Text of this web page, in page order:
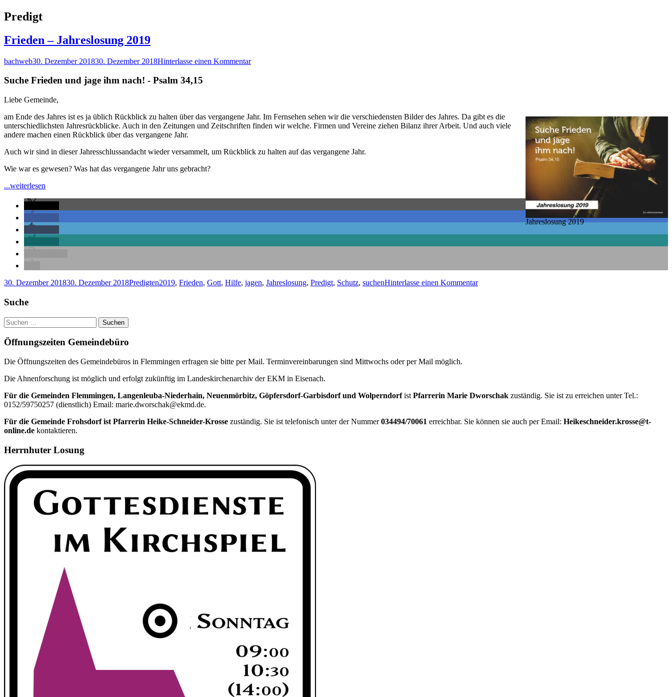
Schlagwort:
Predigt
Frieden – Jahreslosung 2019
Autor
bachwebVeröffentlicht
30. Dezember 201830. Dezember 2018Hinterlasse einen Kommentarzu
Suche Frieden und jage ihm nach! - Psalm 34,15
Liebe Gemeinde,
Jahreslosung 2019
am Ende des Jahres ist es ja üblich Rückblick zu halten über das vergangene Jahr. Im Fernsehen sehen wir die verschiedensten Bilder des Jahres. Da gibt es die
unterschiedlichsten Jahresrückblicke. Auch in den Zeitungen und Zeitschriften finden wir welche. Firmen und Vereine ziehen Bilanz ihrer Arbeit. Und auch viele
andere machen einen Rückblick über das vergangene Jahr.
Auch wir sind in dieser Jahresschlussandacht wieder versammelt, um Rückblick zu halten auf das vergangene Jahr.
Wie war es gewesen? Was hat das vergangene Jahr uns gebracht?
...weiterlesen
Jahreslosung
2019"
Veröffentlicht
30. Dezember 201830. Dezember 2018Kategorien
PredigtenSchlagwörter
2019, Frieden, Gott, Hilfe, jagen, Jahreslosung, Predigt, Schutz, suchenHinterlasse einen Kommentarzu
Haupt-
Seitenleiste
Suche
Suchen
nach:
Öffnungszeiten Gemeindebüro
Die Öffnungszeiten des Gemeindebüros in Flemmingen erfragen sie bitte per Mail. Terminvereinbarungen sind Mittwochs oder per Mail möglich.
Die Ahnenforschung ist möglich und erfolgt zukünftig im Landeskirchenarchiv der EKM in Eisenach.
Für die Gemeinden Flemmingen, Langenleuba-Niederhain, Neuenmörbitz, Göpfersdorf-Garbisdorf und Wolperndorfist Pfarrerin Marie Dworschak zuständig. Sie ist zu erreichen unter Tel.:
0152/59750257 (dienstlich) Email: marie.dworschak@ekmd.de.
Für die Gemeinde Frohsdorf ist Pfarrerin Heike-Schneider-Krosse zuständig. Sie ist telefonisch unter der Nummer034494/70061 erreichbar. Sie können sie auch per Email: Heikeschneider.krosse@t-
online.de kontaktieren.
Herrnhuter Losung